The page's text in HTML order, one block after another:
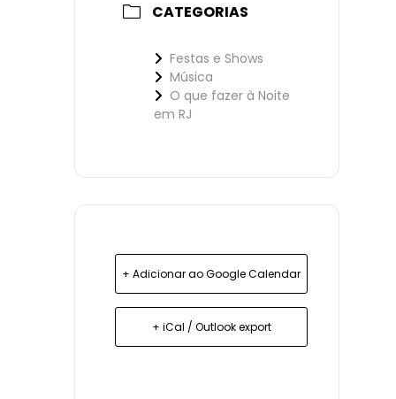
CATEGORIAS
Festas e Shows
Música
O que fazer à Noite
em RJ
+ Adicionar ao Google Calendar
+ iCal / Outlook export